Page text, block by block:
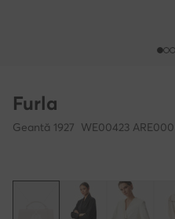
Furla
Geantă 1927 WE00423 ARE000